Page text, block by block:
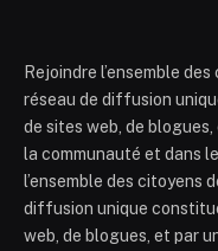
Rejoindre l’ensemble
réseau de diffusion
de sites web, de
la communauté et dans
l’ensemble des citoyens
diffusion unique
web, de blogues, et par